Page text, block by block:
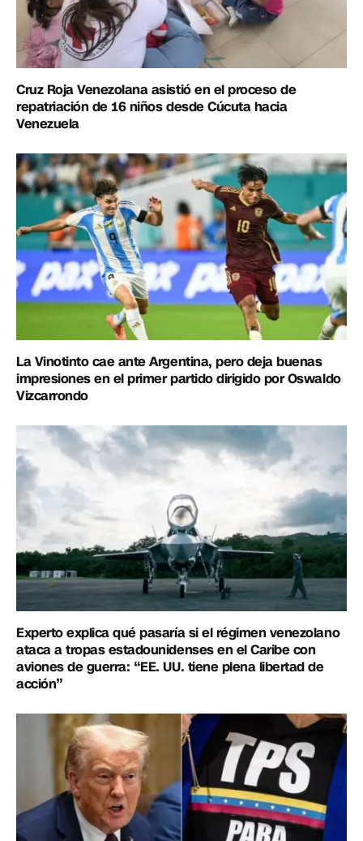
Cruz Roja Venezolana asistió en el proceso de
repatriación de 16 niños desde Cúcuta hacia
Venezuela
La Vinotinto cae ante Argentina, pero deja buenas
impresiones en el primer partido dirigido por Oswaldo
Vizcarrondo
Experto explica qué pasaría si el régimen venezolano
ataca a tropas estadounidenses en el Caribe con
aviones de guerra: “EE. UU. tiene plena libertad de
acción”